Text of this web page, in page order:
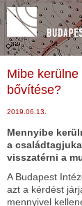
Mibe
bővítése?
2019.06.13.
Mennyibe
a
visszatérni a
A Budapest
azt a kérdést
mennyivel